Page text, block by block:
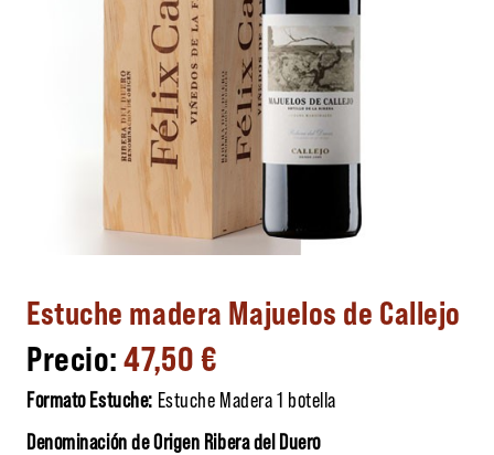
Estuche madera Majuelos de Callejo
47,50€
Formato Estuche: Estuche Madera 1 botella
Denominación de Origen Ribera del Duero